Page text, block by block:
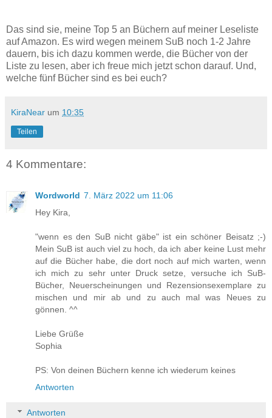
Das sind sie, meine Top 5 an Büchern auf meiner Leseliste
auf Amazon. Es wird wegen meinem SuB noch 1-2 Jahre
dauern, bis ich dazu kommen werde, die Bücher von der
Liste zu lesen, aber ich freue mich jetzt schon darauf. Und,
welche fünf Bücher sind es bei euch?
KiraNear um 10:35
Teilen
4 Kommentare:
Wordworld 7. März 2022 um 11:06
Hey Kira,
"wenn es den SuB nicht gäbe" ist ein schöner Beisatz ;-)
Mein SuB ist auch viel zu hoch, da ich aber keine Lust mehr
auf die Bücher habe, die dort noch auf mich warten, wenn
ich mich zu sehr unter Druck setze, versuche ich SuB-
Bücher, Neuerscheinungen und Rezensionsexemplare zu
mischen und mir ab und zu auch mal was Neues zu
gönnen. ^^
Liebe Grüße
Sophia
PS: Von deinen Büchern kenne ich wiederum keines
Antworten
Antworten